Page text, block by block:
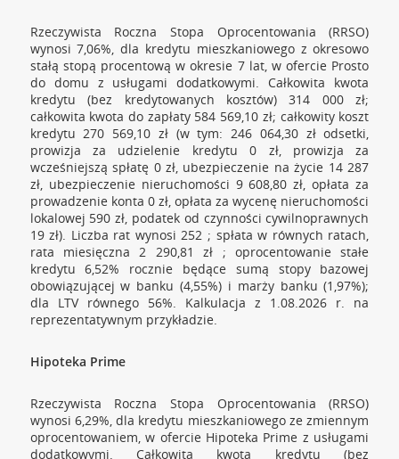
Rzeczywista Roczna Stopa Oprocentowania (RRSO)
wynosi 7,06%, dla kredytu mieszkaniowego z okresowo
stałą stopą procentową w okresie 7 lat, w ofercie Prosto
do domu z usługami dodatkowymi. Całkowita kwota
kredytu (bez kredytowanych kosztów) 314 000 zł;
całkowita kwota do zapłaty 584 569,10 zł; całkowity koszt
kredytu 270 569,10 zł (w tym: 246 064,30 zł odsetki,
prowizja za udzielenie kredytu 0 zł, prowizja za
wcześniejszą spłatę 0 zł, ubezpieczenie na życie 14 287
zł, ubezpieczenie nieruchomości 9 608,80 zł, opłata za
prowadzenie konta 0 zł, opłata za wycenę nieruchomości
lokalowej 590 zł, podatek od czynności cywilnoprawnych
19 zł). Liczba rat wynosi 252 ; spłata w równych ratach,
rata miesięczna 2 290,81 zł ; oprocentowanie stałe
kredytu 6,52% rocznie będące sumą stopy bazowej
obowiązującej w banku (4,55%) i marży banku (1,97%);
dla LTV równego 56%. Kalkulacja z 1.08.2026 r. na
reprezentatywnym przykładzie.
Hipoteka Prime
Rzeczywista Roczna Stopa Oprocentowania (RRSO)
wynosi 6,29%, dla kredytu mieszkaniowego ze zmiennym
oprocentowaniem, w ofercie Hipoteka Prime z usługami
dodatkowymi. Całkowita kwota kredytu (bez